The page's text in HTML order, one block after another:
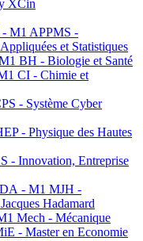
XCin
M1 APPMS -
et Statistiques
BH - Biologie et Santé
CI - Chimie et
- Système Cyber
- Physique des Hautes
- Innovation, Entreprise
- M1 MJH -
Hadamard
Mech - Mécanique
- Master en Economie